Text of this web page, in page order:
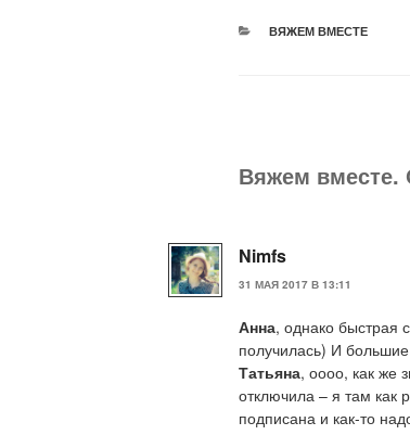
РУБРИКИ
ВЯЖЕМ ВМЕСТЕ
Вяжем вместе.
Nimfs
31 МАЯ 2017 В 13:11
Анна, однако быстрая
получилась) И
Татьяна, оооо, как же
отключила – я там как
подписана и как-то